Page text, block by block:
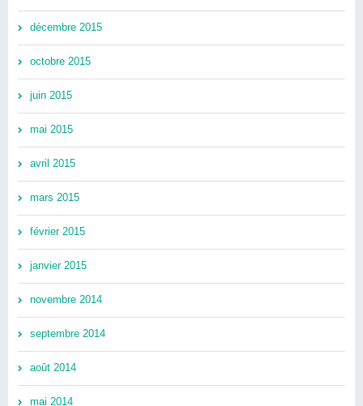
décembre 2015
octobre 2015
juin 2015
mai 2015
avril 2015
mars 2015
février 2015
janvier 2015
novembre 2014
septembre 2014
août 2014
mai 2014